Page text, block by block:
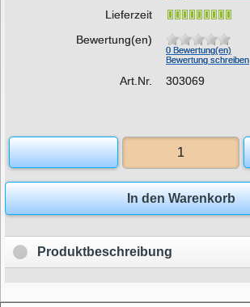
Lieferzeit
Bewertung(en)
0 Bewertung(en)
Bewertung schreiben
Art.Nr. 303069
In den Warenkorb
Produktbeschreibung